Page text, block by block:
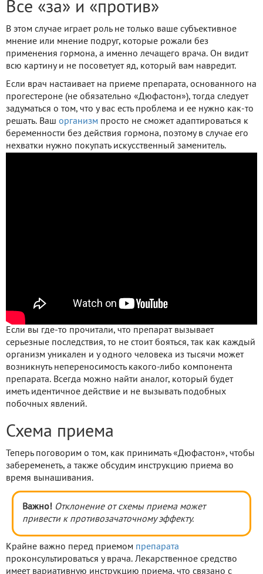
Все «за» и «против»
В этом случае играет роль не только ваше субъективное
мнение или мнение подруг, которые рожали без
применения гормона, а именно лечащего врача. Он видит
всю картину и не посоветует яд, который вам навредит.
Если врач настаивает на приеме препарата, основанного на
прогестероне (не обязательно «Дюфастон»), тогда следует
задуматься о том, что у вас есть проблема и ее нужно как-то
решать. Ваш организм просто не сможет адаптироваться к
беременности без действия гормона, поэтому в случае его
нехватки нужно покупать искусственный заменитель.
Если вы где-то прочитали, что препарат вызывает
серьезные последствия, то не стоит бояться, так как каждый
организм уникален и у одного человека из тысячи может
возникнуть непереносимость какого-либо компонента
препарата. Всегда можно найти аналог, который будет
иметь идентичное действие и не вызывать подобных
побочных явлений.
Схема приема
Теперь поговорим о том, как принимать «Дюфастон», чтобы
забеременеть, а также обсудим инструкцию приема во
время вынашивания.
Важно! Отклонение от схемы приема может
привести к противозачаточному эффекту.
Крайне важно перед приемом препарата
проконсультироваться у врача. Лекарственное средство
имеет вариативную инструкцию приема, что связано с